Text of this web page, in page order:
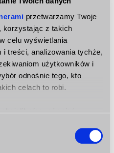
przetwarzamy Twoje
korzystając z takich
celu wyświetlania
i treści, analizowania tychże,
użytkowników i
odnośnie tego, kto
celach to robi.
również:
nawet do kilku metrów
poważna
W przypadku
dostarczyć znaczną
zebranie zabiera
na dowód
wypełnienia
portalu, do którego
W banku klient może
kilkuset tysięcy, a w